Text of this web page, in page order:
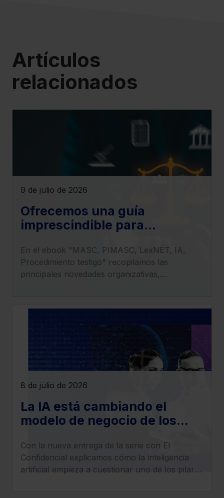
Artículos
relacionados
9 de julio de 2026
Ofrecemos una guía
imprescindible para
1/2025 en la transformación
del sistema judicial
En el ebook "MASC, PIMASC, LexNET, IA,
Procedimiento testigo" recopilamos las
principales novedades organizativas,
8 de julio de 2026
La IA está cambiando el
modelo de negocio de los
era del ‘superabogado’
Con la nueva entrega de la serie con El
Confidencial explicamos cómo la inteligencia
artificial empieza a cuestionar uno de los pilares